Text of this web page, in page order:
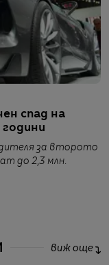
спад на
за второто
до 2,3 млн.
виж още